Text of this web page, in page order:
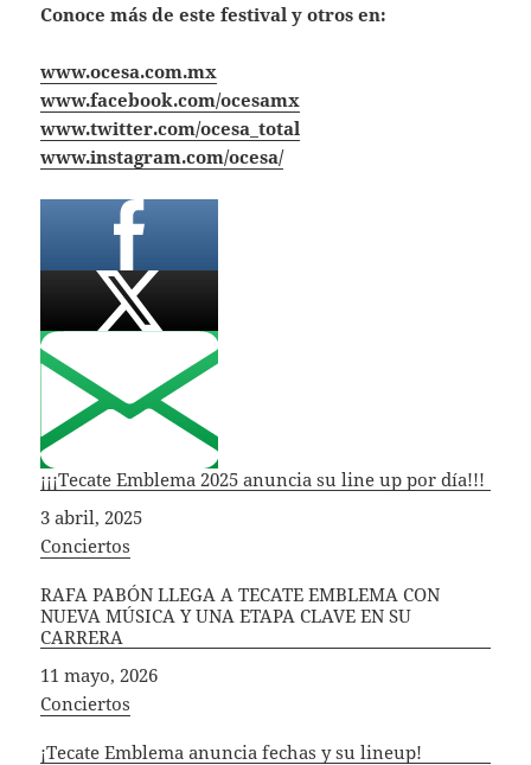
Conoce más de este festival y otros en:
www.ocesa.com.mx
www.facebook.com/ocesamx
www.twitter.com/ocesa_total
www.instagram.com/ocesa/
¡¡¡Tecate Emblema 2025 anuncia su line up por día!!!
Fecha
3 abril, 2025
In relation to
Conciertos
RAFA PABÓN LLEGA A TECATE EMBLEMA CON
NUEVA MÚSICA Y UNA ETAPA CLAVE EN SU
CARRERA
Fecha
11 mayo, 2026
In relation to
Conciertos
¡Tecate Emblema anuncia fechas y su lineup!